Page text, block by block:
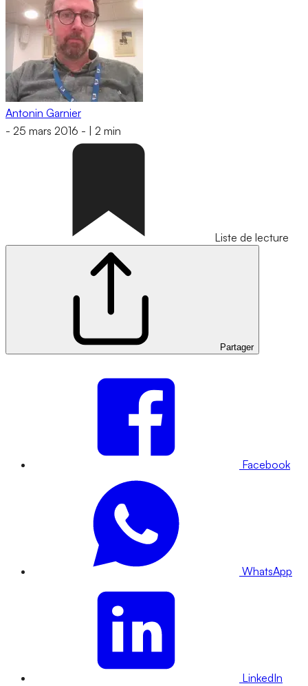
Antonin Garnier
- 25 mars 2016 - 2 min
Liste de lecture
Partager
Facebook
WhatsApp
LinkedIn